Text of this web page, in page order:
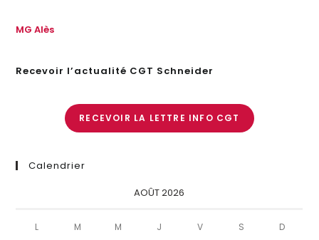
MG Alès
Recevoir l’actualité CGT Schneider
RECEVOIR LA LETTRE INFO CGT
Calendrier
AOÛT 2026
L M M J V S D